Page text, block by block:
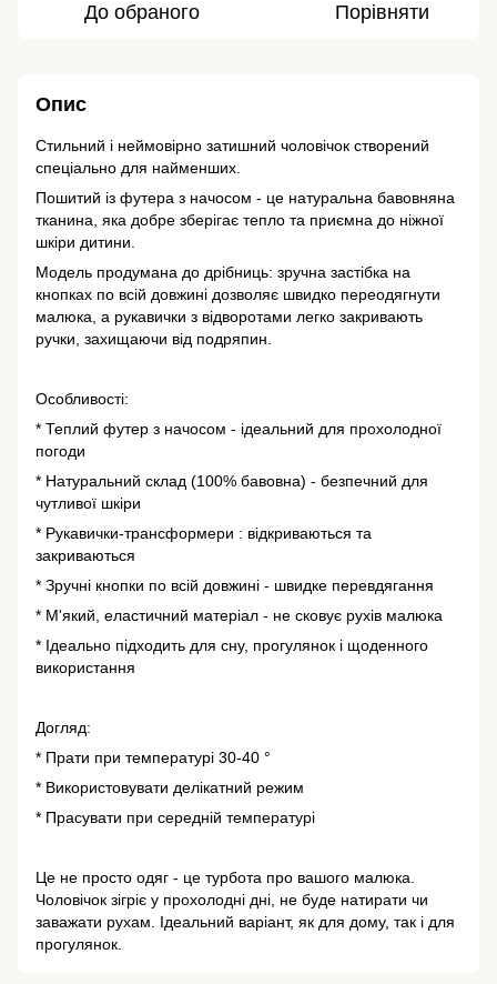
До обраного Порівняти
Опис
Стильний і неймовірно затишний чоловічок створений
спеціально для найменших.
Пошитий із футера з начосом - це натуральна бавовняна
тканина, яка добре зберігає тепло та приємна до ніжної
шкіри дитини.
Модель продумана до дрібниць: зручна застібка на
кнопках по всій довжині дозволяє швидко переодягнути
малюка, а рукавички з відворотами легко закривають
ручки, захищаючи від подряпин.
Особливості:
* Теплий футер з начосом - ідеальний для прохолодної
погоди
* Натуральний склад (100% бавовна) - безпечний для
чутливої шкіри
* Рукавички-трансформери : відкриваються та
закриваються
* Зручні кнопки по всій довжині - швидке перевдягання
* М'який, еластичний матеріал - не сковує рухів малюка
* Ідеально підходить для сну, прогулянок і щоденного
використання
Догляд:
* Прати при температурі 30-40 °
* Використовувати делікатний режим
* Прасувати при середній температурі
Це не просто одяг - це турбота про вашого малюка.
Чоловічок зігріє у прохолодні дні, не буде натирати чи
заважати рухам. Ідеальний варіант, як для дому, так і для
прогулянок.